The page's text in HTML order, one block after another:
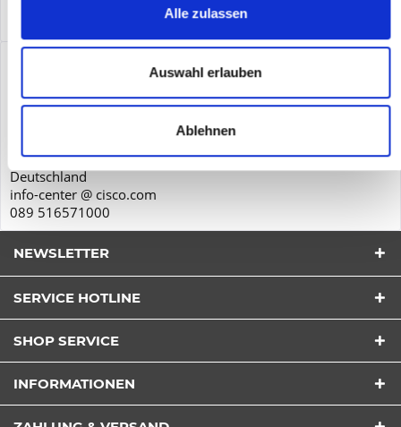
Alle zulassen
Auswahl erlauben
Ablehnen
Ich habe dieDatenschutzerklärungverstanden und
stimme zu.*
Felder mit * sind Pflichtfelder
Parkring 20D
Garching
Deutschland
info-center @ cisco.com
089 516571000
NEWSLETTER
SERVICE HOTLINE
SHOP SERVICE
INFORMATIONEN